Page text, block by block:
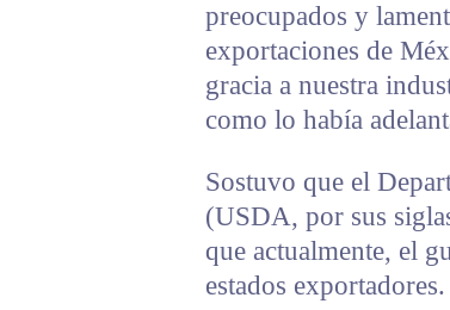
preocupados y
exportaciones de
gracia a nuestra
como lo había
Sostuvo que el
(USDA, por sus
que actualmente, el
estados exportadores.